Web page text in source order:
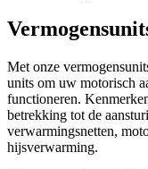
Met onze
units om uw motorisch
functioneren.
betrekking tot de
verwarmingsnetten,
hijsverwarming.